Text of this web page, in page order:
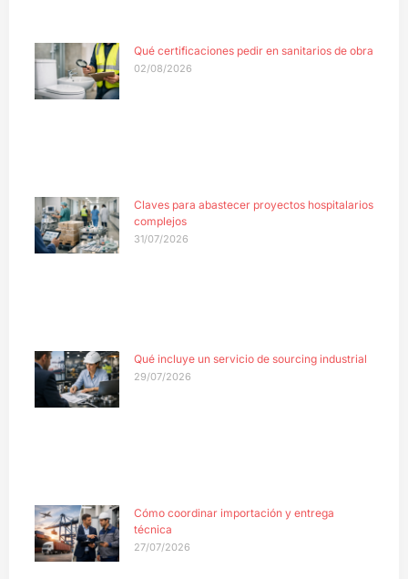
Qué certificaciones pedir en sanitarios de obra
02/08/2026
Claves para abastecer proyectos hospitalarios
complejos
31/07/2026
Qué incluye un servicio de sourcing industrial
29/07/2026
Cómo coordinar importación y entrega
técnica
27/07/2026